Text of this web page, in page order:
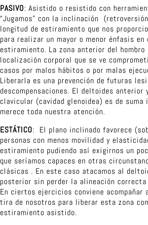
PASIVO: Asistido o resistido con
“Jugamos” con la inclinación
longitud de estiramiento que nos
para realizar un mayor o menor énfasis en
estiramiento. La zona anterior del hombro
localización corporal que se ve
casos por malos hábitos o por malas
Liberarla es una prevención de futuras
descompensaciones. El deltoides anterior
clavicular (cavidad glenoidea) es de suma
merece toda nuestra atención.
ESTÁTICO: El plano inclinado favorece
personas con menos movilidad y
estiramiento pudiendo así exigirnos un
que seríamos capaces en otras
clásicas . En este caso atacamos al
posterior sin perder la alineación correcta
En ciertos ejercicios conviene acompañar
tira de nosotros para liberar esta zona
estiramiento asistido.